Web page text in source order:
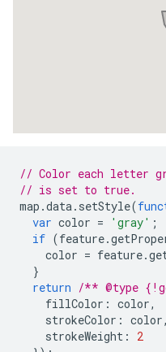
// Color each letter
// is set to true.
map .data. setStyle(
var color = 'gray' ;
if (feature.
color = feature.
}
return /** @type
fillColor : color,
strokeColor : color,
strokeWeight :
2